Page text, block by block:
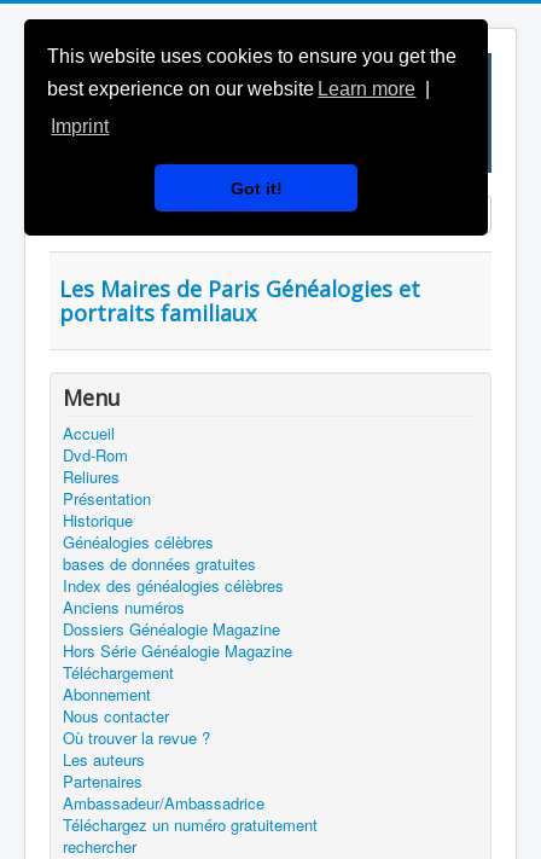
This website uses cookies to ensure you get the
best experience on our website Learn more
Imprint
Got it!
Saisir partie du titre Affichage #
Les Maires de Paris Généalogies et
portraits familiaux
Menu
Accueil
Dvd-Rom
Reliures
Présentation
Historique
Généalogies célèbres
bases de données gratuites
Index des généalogies célèbres
Anciens numéros
Dossiers Généalogie Magazine
Hors Série Généalogie Magazine
Téléchargement
Abonnement
Nous contacter
Où trouver la revue ?
Les auteurs
Partenaires
Ambassadeur/Ambassadrice
Téléchargez un numéro gratuitement
rechercher